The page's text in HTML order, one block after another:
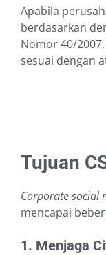
Apabila
berdasarkan
Nomor 40/
sesuai dengan
Tujuan
Corporate social
mencapai
1. Menjaga